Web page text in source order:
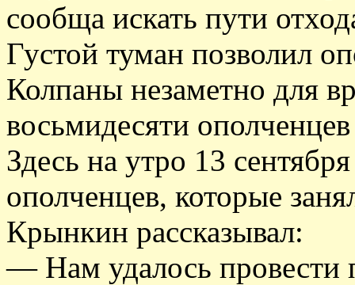
сообща искать пути
Густой туман позволил
Колпаны незаметно для
восьмидесяти
Здесь на утро 13
ополченцев, которые
Крынкин рассказывал:
— Нам удалось провести